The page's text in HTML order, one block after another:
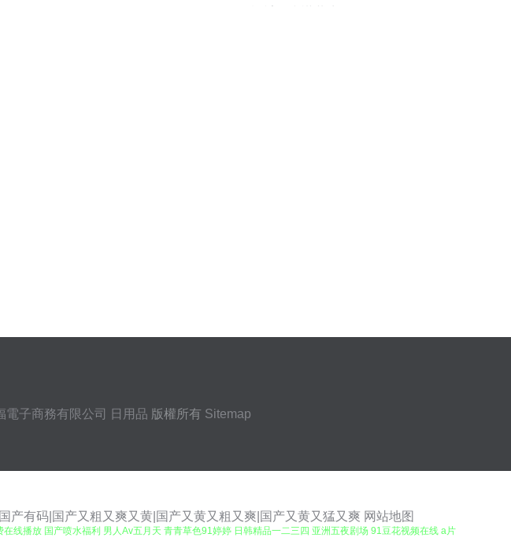
電子商務有限公司 日用品 版權所有 Sitemap
产有码|国产又粗又爽又黄|国产又黄又粗又爽|国产又黄又猛又爽 网站地图
播放 国产喷水福利 男人Av五月天 青青草色91婷婷 日韩精品一二三四 亚洲五夜剧场 91豆花视频在线 a片